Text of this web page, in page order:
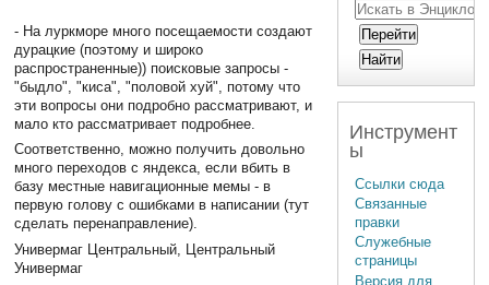
- На луркморе много посещаемости создают
дурацкие (поэтому и широко
распространенные)) поисковые запросы -
"быдло", "киса", "половой хуй", потому что
эти вопросы они подробно рассматривают, и
мало кто рассматривает подробнее.
Соответственно, можно получить довольно
много переходов с яндекса, если вбить в
базу местные навигационные мемы - в
первую голову с ошибками в написании (тут
сделать перенаправление).
Универмаг Центральный, Центральный
Универмаг
Инструмент
ы
Ссылки сюда
Связанные
правки
Служебные
страницы
Версия для